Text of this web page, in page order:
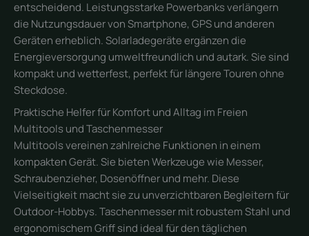
entscheidend. Leistungsstarke Powerbanks verlängern
die Nutzungsdauer von Smartphone, GPS und anderen
Geräten erheblich. Solarladegeräte ergänzen die
Energieversorgung umweltfreundlich und autark. Sie sind
kompakt und wetterfest, perfekt für längere Touren ohne
Steckdose.
Praktische Helfer für Komfort und Alltag im Freien
Multitools und Taschenmesser
Multitools vereinen zahlreiche Funktionen in einem
kompakten Gerät. Sie bieten Werkzeuge wie Messer,
Schraubenzieher, Dosenöffner und mehr. Diese
Vielseitigkeit macht sie zu unverzichtbaren Begleitern für
Outdoor-Hobbys. Taschenmesser mit robustem Stahl und
ergonomischem Griff sind ideal für den täglichen